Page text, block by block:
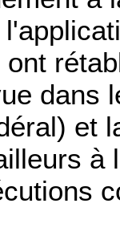
dans
et
à